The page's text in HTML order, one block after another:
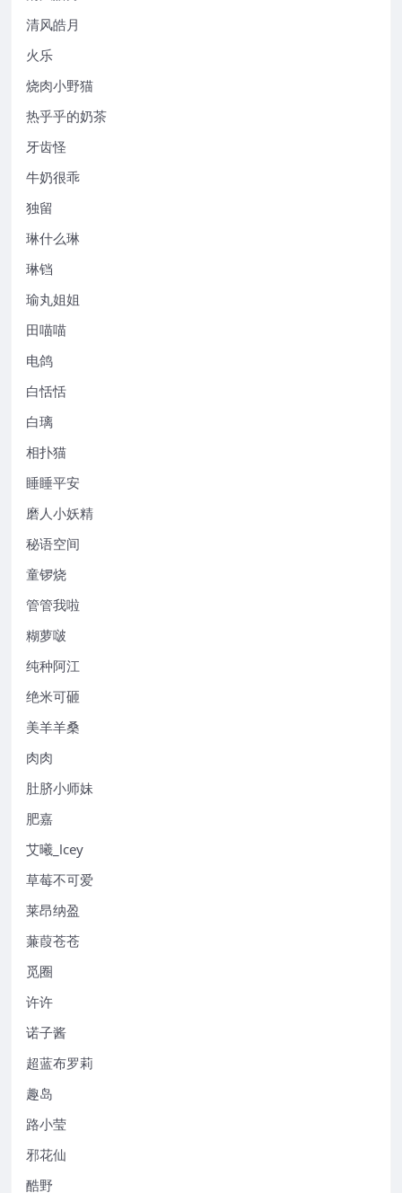
清风皓月
火乐
烧肉小野猫
热乎乎的奶茶
牙齿怪
牛奶很乖
独留
琳什么琳
琳铛
瑜丸姐姐
田喵喵
电鸽
白恬恬
白璃
相扑猫
睡睡平安
磨人小妖精
秘语空间
童锣烧
管管我啦
糊萝啵
纯种阿江
绝米可砸
美羊羊桑
肉肉
肚脐小师妹
肥嘉
艾曦_lcey
草莓不可爱
莱昂纳盈
蒹葭苍苍
觅圈
许许
诺子酱
超蓝布罗莉
趣岛
路小莹
邪花仙
酷野